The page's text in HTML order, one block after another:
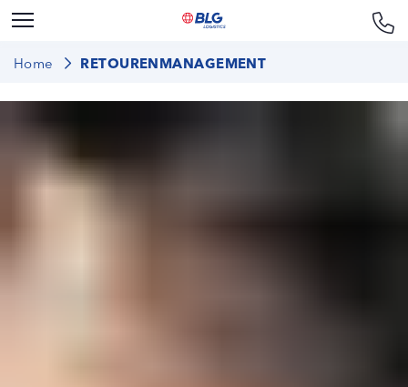
Home RETOURENMANAGEMENT